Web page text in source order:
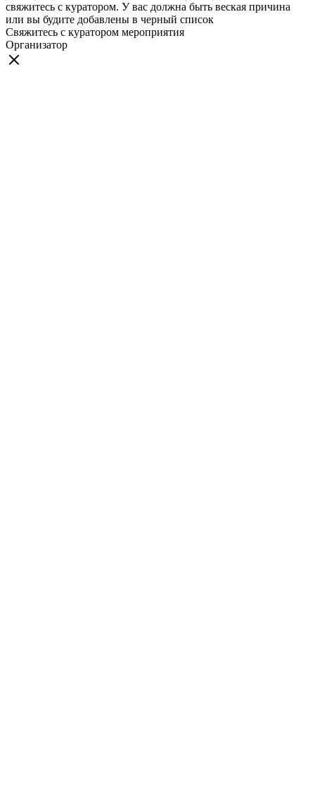
свяжитесь с куратором. У вас должна быть веская причина
или вы будите добавлены в черный список
Свяжитесь с куратором мероприятия
Организатор